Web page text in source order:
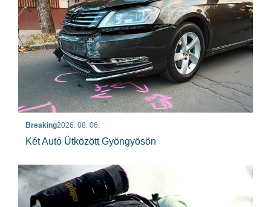
Breaking2026. 08. 06.
Két Autó Ütközött Gyöngyösön